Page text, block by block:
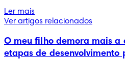
Ler mais
Ver artigos relacionados
O meu filho demora mais
etapas de desenvolvimento